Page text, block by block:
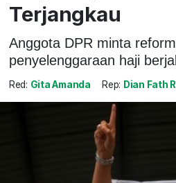
Terjangkau
Anggota DPR minta
penyelenggaraan haji
Red: Gita Amanda Rep: Dian Fath